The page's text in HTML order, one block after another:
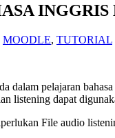
MOODLE, TUTORIAL
dalam pelajaran
listening dapat
File audio